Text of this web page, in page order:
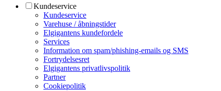
Kundeservice
Kundeservice
Varehuse / åbningstider
Elgigantens kundefordele
Services
Information om spam/phishing-emails og SMS
Fortrydelsesret
Elgigantens privatlivspolitik
Partner
Cookiepolitik